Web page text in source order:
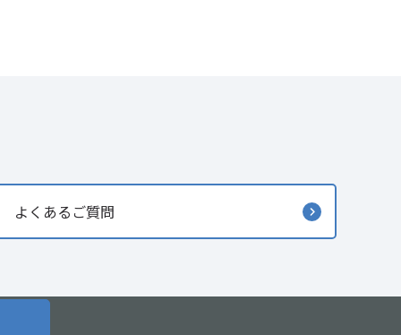
よくあるご質問